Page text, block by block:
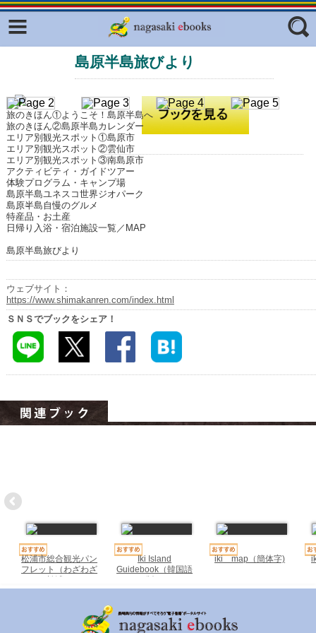
フリーワード
ジャンル
島原半島旅びより
旅のきほん①ようこそ！島原半島へ
旅のきほん②島原半島カレンダー
エリア別観光スポット①島原市
エリア別観光スポット②雲仙市
エリア別観光スポット③南島原市
アクティビティ・ガイドツアー
体験プログラム・キャンプ場
島原半島ユネスコ世界ジオパーク
島原半島自慢のグルメ
特産品・お土産
日帰り入浴・宿泊施設一覧／MAP
島原半島旅びより
ウェブサイト：
https://www.shimakanren.com/index.html
ＳＮＳでブックをシェア！
松浦市総合観光パン
フレット（わざわざ
松浦）
Iki Island
Guidebook（韓国語
版）
iki map（簡体字)
Facebook
ふくいろキラリプロジェクト
ラリー（TOKYO Brochures）
復興応援企画
はじめてご利用される方へ
コンテンツ
広報誌ナビ
明治日本の産業革命遺産
長崎と天草地方の潜伏キリシタン
関連遺産
大学・専門学校ナビ
ハイスクールナビ
小・中学校ナビ
いきebooks
ながよebooks
はさみebooks
ながさき市ebooks
長崎MICE観光マップ